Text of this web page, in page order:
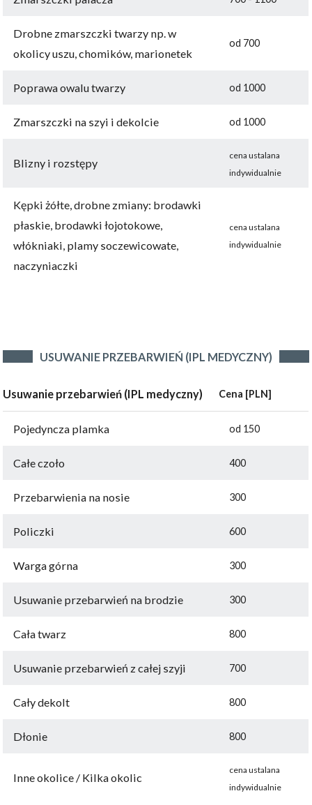
Drobne zmarszczki twarzy np. w
okolicy uszu, chomików, marionetek
od 700
Poprawa owalu twarzy od 1000
Zmarszczki na szyi i dekolcie od 1000
Blizny i rozstępy
cena ustalana
indywidualnie
Kępki żółte, drobne zmiany: brodawki
płaskie, brodawki łojotokowe,
włókniaki, plamy soczewicowate,
naczyniaczki
cena ustalana
indywidualnie
USUWANIE PRZEBARWIEŃ (IPL MEDYCZNY)
Usuwanie przebarwień (IPL medyczny) Cena [PLN]
Pojedyncza plamka od 150
Całe czoło 400
Przebarwienia na nosie 300
Policzki 600
Warga górna 300
Usuwanie przebarwień na brodzie 300
Cała twarz 800
Usuwanie przebarwień z całej szyji 700
Cały dekolt 800
Dłonie 800
Inne okolice / Kilka okolic
cena ustalana
indywidualnie